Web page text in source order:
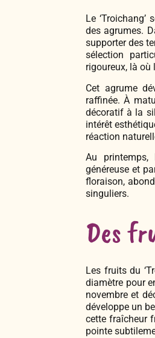
Le
des agrumes.
supporter des
sélection
rigoureux, là où
Cet agrume
raffinée. À
décoratif à la
intérêt
réaction
Au
généreuse et
floraison,
singuliers.
Des
Les fruits du
diamètre pour
novembre et
développe un
cette fraîcheur
pointe